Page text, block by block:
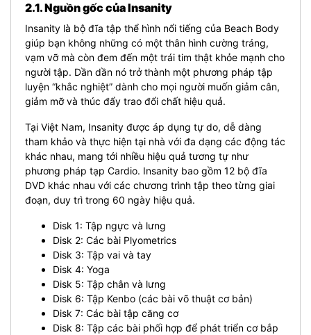
2.1. Nguồn gốc của Insanity
Insanity là bộ đĩa tập thể hình nổi tiếng của Beach Body
giúp bạn không những có một thân hình cường tráng,
vạm vỡ mà còn đem đến một trái tim thật khỏe mạnh cho
người tập. Dần dần nó trở thành một phương pháp tập
luyện “khắc nghiệt” dành cho mọi người muốn giảm cân,
giảm mỡ và thúc đẩy trao đổi chất hiệu quả.
Tại Việt Nam, Insanity được áp dụng tự do, dễ dàng
tham khảo và thực hiện tại nhà với đa dạng các động tác
khác nhau, mang tới nhiều hiệu quả tương tự như
phương pháp tạp Cardio. Insanity bao gồm 12 bộ đĩa
DVD khác nhau với các chương trình tập theo từng giai
đoạn, duy trì trong 60 ngày hiệu quả.
Disk 1: Tập ngực và lưng
Disk 2: Các bài Plyometrics
Disk 3: Tập vai và tay
Disk 4: Yoga
Disk 5: Tập chân và lưng
Disk 6: Tập Kenbo (các bài võ thuật cơ bản)
Disk 7: Các bài tập căng cơ
Disk 8: Tập các bài phối hợp để phát triển cơ bắp